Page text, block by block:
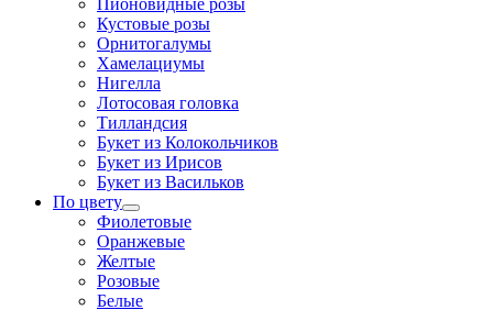
Кустовые розы
Орнитогалумы
Хамелациумы
Нигелла
Лотосовая головка
Тилландсия
Букет из Колокольчиков
Букет из Ирисов
Букет из Васильков
По цвету
Фиолетовые
Оранжевые
Желтые
Розовые
Белые